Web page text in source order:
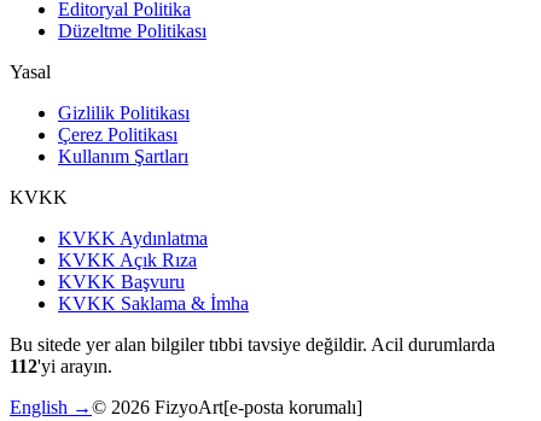
Editoryal Politika
Düzeltme Politikası
Yasal
Gizlilik Politikası
Çerez Politikası
Kullanım Şartları
KVKK
KVKK Aydınlatma
KVKK Açık Rıza
KVKK Başvuru
KVKK Saklama & İmha
Bu sitede yer alan bilgiler tıbbi tavsiye değildir. Acil durumlarda
112'yi arayın.
English →© 2026 FizyoArt[e-posta korumalı]